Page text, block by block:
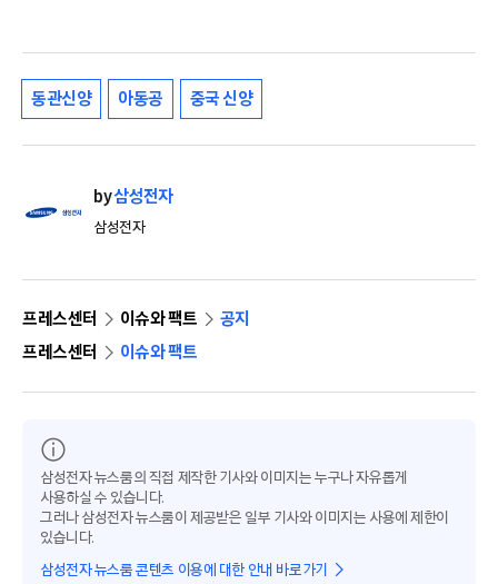
동관신양 아동공 중국 신양
by삼성전자
삼성전자
프레스센터 이슈와 팩트
공지
프레스센터
이슈와 팩트
삼성전자 뉴스룸의 직접 제작한 기사와 이미지는 누구나 자유롭게
사용하실 수 있습니다.
그러나 삼성전자 뉴스룸이 제공받은 일부 기사와 이미지는 사용에 제한이
있습니다.
삼성전자 뉴스룸 콘텐츠 이용에 대한 안내 바로가기